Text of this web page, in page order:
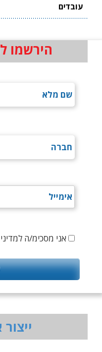
עובדים
הירשמו
אני מסכימ/ה